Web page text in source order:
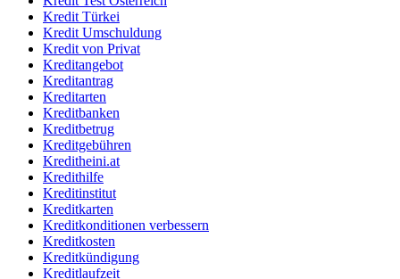
Kredit Türkei
Kredit Umschuldung
Kredit von Privat
Kreditangebot
Kreditantrag
Kreditarten
Kreditbanken
Kreditbetrug
Kreditgebühren
Kreditheini.at
Kredithilfe
Kreditinstitut
Kreditkarten
Kreditkonditionen verbessern
Kreditkosten
Kreditkündigung
Kreditlaufzeit